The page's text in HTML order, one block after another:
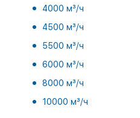
4000 м³/ч
4500 м³/ч
5500 м³/ч
6000 м³/ч
8000 м³/ч
10000 м³/ч